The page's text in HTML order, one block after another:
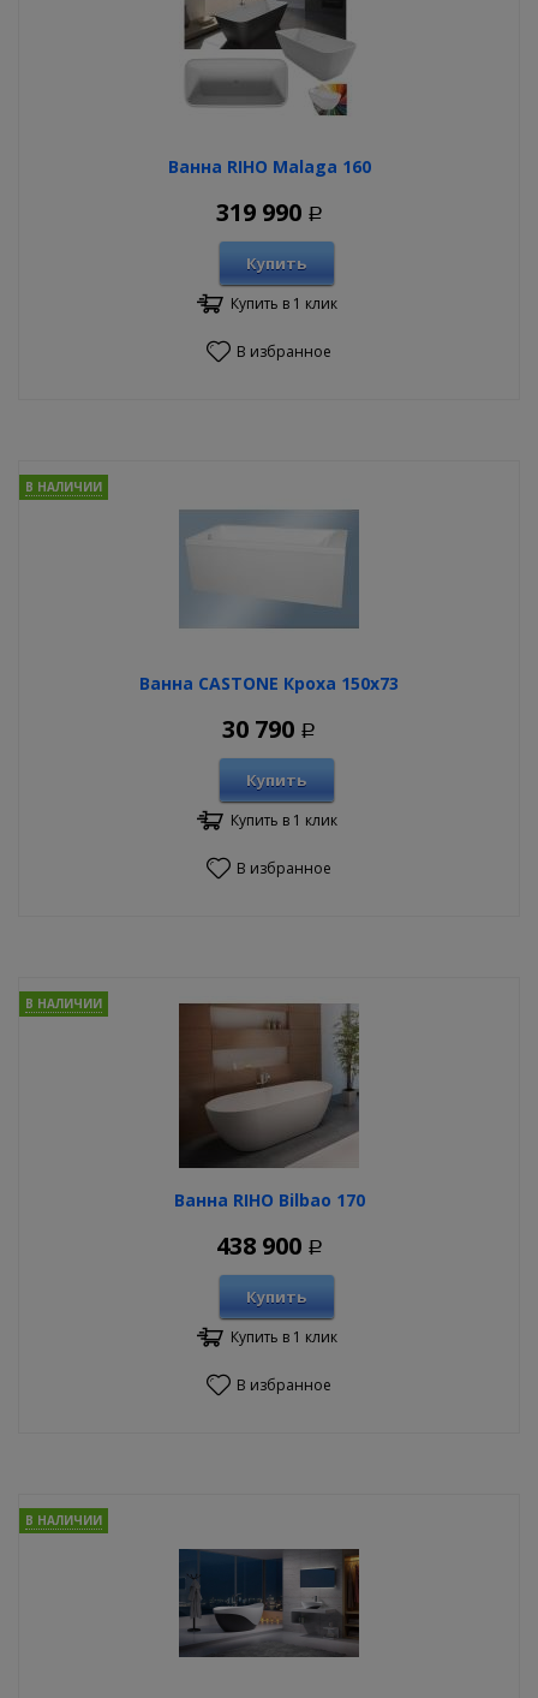
Ванна RIHO Malaga 160
319 990 Р
Купить
Купить в 1 клик
В избранное
Ванна CASTONE Кроха 150х73
В НАЛИЧИИ
30 790 Р
Купить
Купить в 1 клик
В избранное
Ванна RIHO Bilbao 170
В НАЛИЧИИ
438 900 Р
Купить
Купить в 1 клик
В избранное
В НАЛИЧИИ